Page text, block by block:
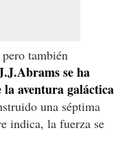
también
se ha
aventura galáctica
una séptima
indica, la fuerza se